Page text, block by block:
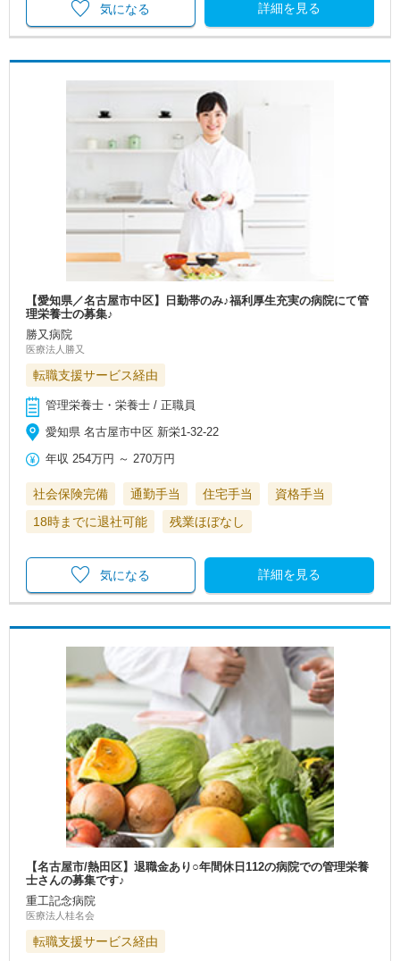
詳細を見る
気になる
【愛知県／名古屋市中区】日勤帯のみ♪福利厚生充実の病院にて管
理栄養士の募集♪
勝又病院
医療法人勝又
転職支援サービス経由
管理栄養士・栄養士 / 正職員
愛知県 名古屋市中区 新栄1-32-22
年収 254万円 ～270万円
社会保険完備 通勤手当 住宅手当
資格手当
18時までに退社可能
残業ほぼなし
詳細を見る
気になる
【名古屋市/熱田区】退職金あり○年間休日112の病院での管理栄養
士さんの募集です♪
重工記念病院
医療法人桂名会
転職支援サービス経由